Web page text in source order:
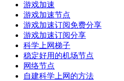
游戏加速
游戏加速节点
游戏加速订阅免费分享
游戏加速订阅分享
科学上网梯子
稳定好用的机场节点
网络节点
自建科学上网的方法